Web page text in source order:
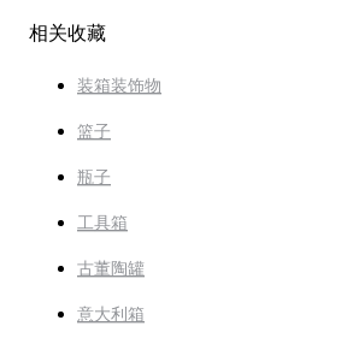
相关收藏
装箱装饰物
篮子
瓶子
工具箱
古董陶罐
意大利箱